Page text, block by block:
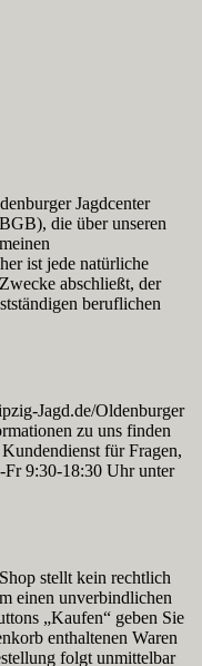
Jagdcenter
die über unseren
ist jede natürliche
abschließt, der
beruflichen
Jagd.de/Oldenburger
zu uns finden
für Fragen,
Fr 9:30-18:30 Uhr unter
stellt kein rechtlich
einen unverbindlichen
„Kaufen“ geben Sie
enthaltenen Waren
folgt unmittelbar